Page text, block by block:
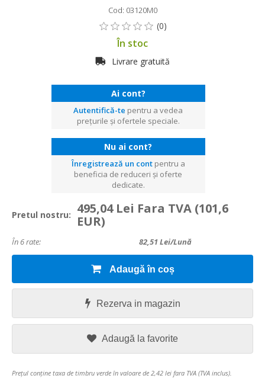
Cod: 03120M0
În stoc
Livrare gratuită
Ai cont?
Autentifică-te pentru a vedea
prețurile și ofertele speciale.
Nu ai cont?
Înregistrează un contpentru a
beneficia de reduceri și oferte
dedicate.
Pretul nostru: 495,04 Lei Fara TVA (101,6
EUR)
În 6 rate: 82,51Lei/lună
Adaugă în coș
Rezerva in magazin
Adaugă la favorite
Prețul conține taxa de timbru verde în valoare de 2,42 lei fara TVA (TVA inclus).